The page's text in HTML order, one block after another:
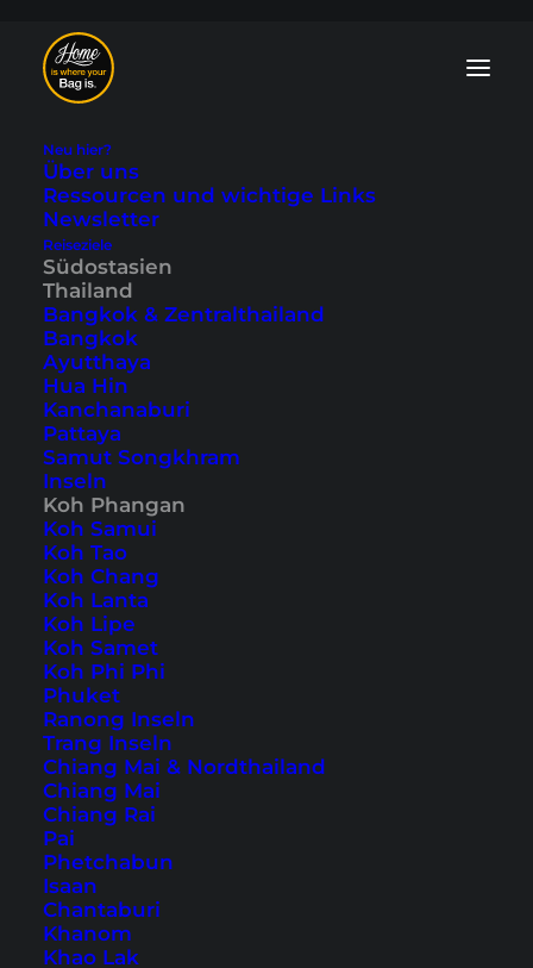
Neu hier?
Über uns
Ressourcen und wichtige Links
Newsletter
Reiseziele
Südostasien
Thailand
Bangkok & Zentralthailand
Bangkok
Ayutthaya
Hua Hin
Kanchanaburi
Pattaya
Samut Songkhram
Inseln
Koh Phangan
Koh Samui
Koh Tao
Koh Chang
Koh Lanta
Koh Lipe
Koh Samet
Koh Phi Phi
Phuket
Ranong Inseln
Trang Inseln
Chiang Mai & Nordthailand
Chiang Mai
Chiang Rai
Pai
Phetchabun
Isaan
Chantaburi
Khanom
Khao Lak
Thong Nai Pan - eine
der schönsten
Gegenden Koh
Phangans
Zuletzt aktualisiert: 15. Juli 2024
Thailand
Mit Koh Phangan verbinden auch heute noch
viele einfach nur eine Party-Insel, wo an jeder
Ecke etwas los ist. Doch die Wahrheit ist, dass
die meisten Gegenden von Koh Phangan, wie
z.B. Thong Nai Pan, eigentlich eher ruhig sind
und es vergleichsweise wenige Party-Gebiete
gibt.
Ruhe und